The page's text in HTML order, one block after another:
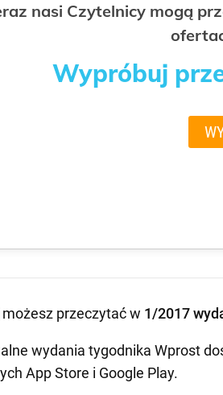
nasi Czytelnicy mogą
Wypróbuj
przeczytać w 1/2017
wydania tygodnika Wprost
App Store i Google Play.